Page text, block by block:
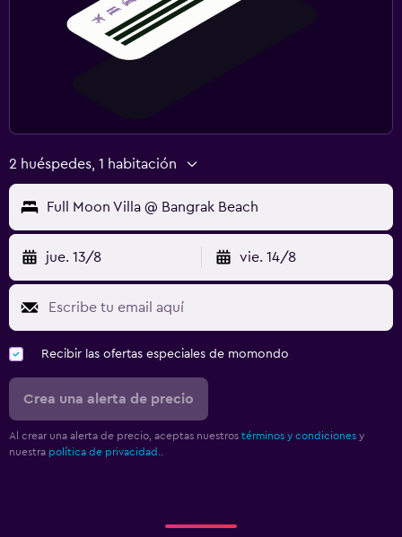
2 huéspedes, 1 habitación
Full Moon Villa @ Bangrak Beach
jue. 13/8 vie. 14/8
Recibir las ofertas especiales de momondo
Crea una alerta de precio
Al crear una alerta de precio, aceptas nuestros términos y condiciones y
nuestra política de privacidad.